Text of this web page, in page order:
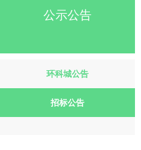
公示公告
环科城公告
招标公告